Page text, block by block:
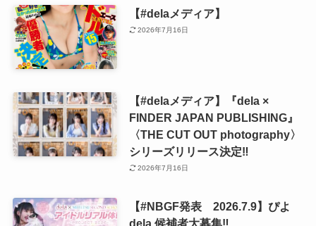
【#delaメディア】
2026年7月16日
【#delaメディア】『dela ×
FINDER JAPAN PUBLISHING』
〈THE CUT OUT photography〉
シリーズリリース決定‼️
2026年7月16日
【#NBGF発表 2026.7.9】ぴよ